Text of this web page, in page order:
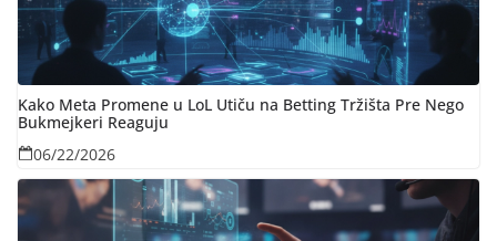
Kako Meta Promene u LoL Utiču na Betting Tržišta Pre Nego
Bukmejkeri Reaguju
06/22/2026